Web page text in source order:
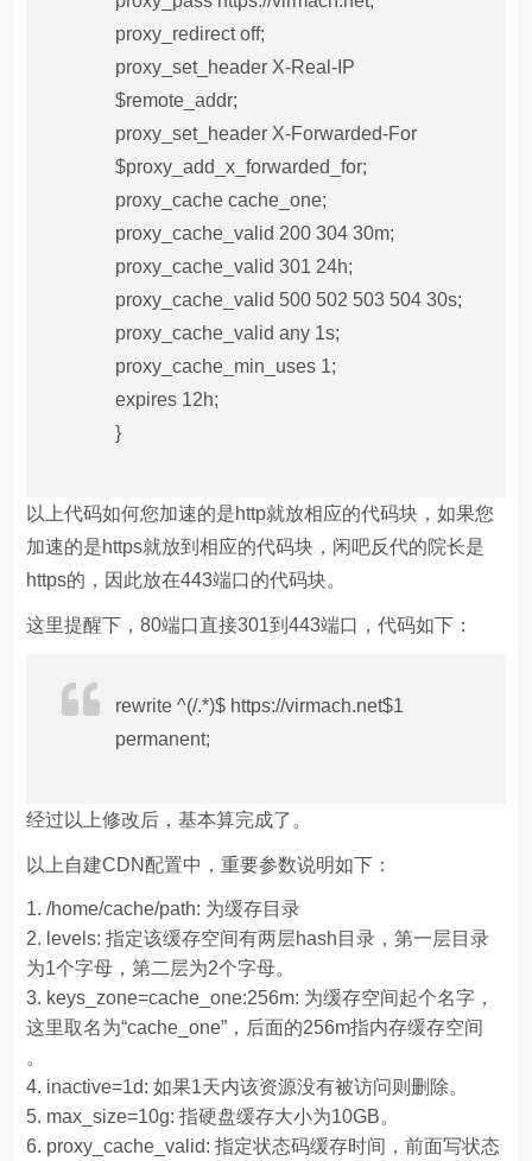
proxy_redirect off;
proxy_set_header X-Real-IP
$remote_addr;
proxy_set_header X-Forwarded-For
$proxy_add_x_forwarded_for;
proxy_cache cache_one;
proxy_cache_valid 200 304 30m;
proxy_cache_valid 301 24h;
proxy_cache_valid 500 502 503 504 30s;
proxy_cache_valid any 1s;
proxy_cache_min_uses 1;
expires 12h;
}
以上代码如何您加速的是http就放相应的代码块，如果您
加速的是https就放到相应的代码块，闲吧反代的院长是
https的，因此放在443端口的代码块。
这里提醒下，80端口直接301到443端口，代码如下：
rewrite ^(/.*)$ https://virmach.net$1
permanent;
经过以上修改后，基本算完成了。
以上自建CDN配置中，重要参数说明如下：
/home/cache/path: 为缓存目录
levels: 指定该缓存空间有两层hash目录，第一层目录
为1个字母，第二层为2个字母。
keys_zone=cache_one:256m: 为缓存空间起个名字，
这里取名为“cache_one”，后面的256m指内存缓存空间
。
inactive=1d: 如果1天内该资源没有被访问则删除。
max_size=10g: 指硬盘缓存大小为10GB。
proxy_cache_valid: 指定状态码缓存时间，前面写状态